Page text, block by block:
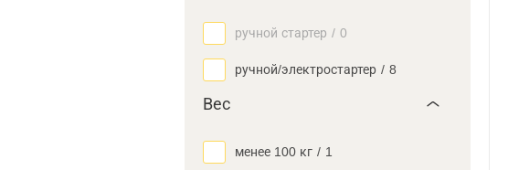
ручной стартер / 0
ручной/электростартер / 8
Вес
менее 100 кг / 1